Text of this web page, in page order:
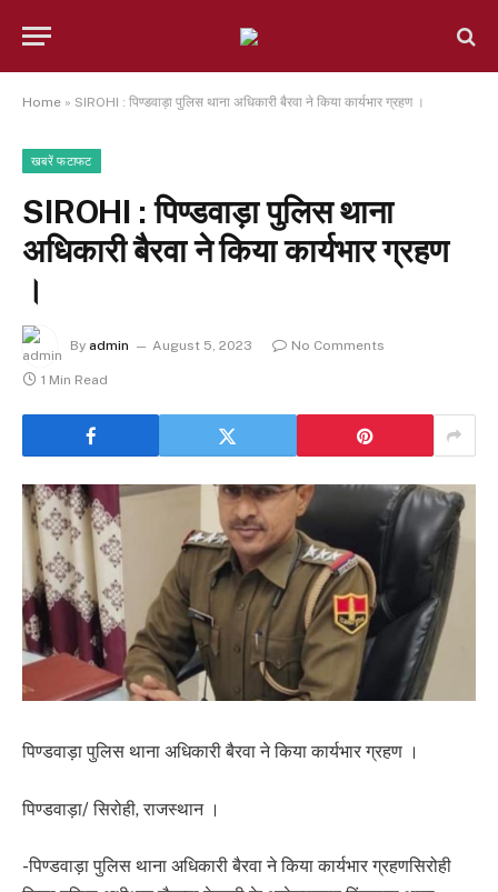
Home » SIROHI : पिण्डवाड़ा पुलिस थाना अधिकारी बैरवा ने किया कार्यभार ग्रहण ।
खबरें फटाफट
SIROHI : पिण्डवाड़ा पुलिस थाना
अधिकारी बैरवा ने किया कार्यभार ग्रहण
।
By admin August 5, 2023 No Comments
1 Min Read
पिण्डवाड़ा पुलिस थाना अधिकारी बैरवा ने किया कार्यभार ग्रहण ।
पिण्डवाड़ा/ सिरोही, राजस्थान ।
-पिण्डवाड़ा पुलिस थाना अधिकारी बैरवा ने किया कार्यभार ग्रहणसिरोही